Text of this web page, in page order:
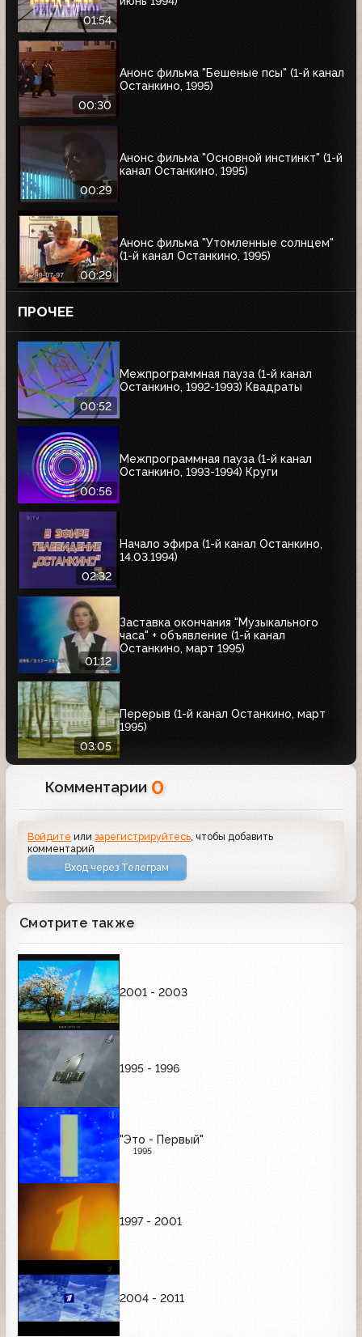
01:54
00:30
Анонс фильма "Бешеные псы" (1-й канал
Останкино, 1995)
00:29
Анонс фильма "Основной инстинкт" (1-й
канал Останкино, 1995)
00:29
Анонс фильма "Утомленные солнцем"
(1-й канал Останкино, 1995)
ПРОЧЕЕ
00:52
Межпрограммная пауза (1-й канал
Останкино, 1992-1993) Квадраты
00:56
Межпрограммная пауза (1-й канал
Останкино, 1993-1994) Круги
02:32
Начало эфира (1-й канал Останкино,
14.03.1994)
01:12
Заставка окончания "Музыкального
часа" + объявление (1-й канал
Останкино, март 1995)
03:05
Перерыв (1-й канал Останкино, март
1995)
Комментарии 0
Войдите илизарегистрируйтесь, чтобы добавить
комментарий
Вход через Телеграм
Смотрите также
2001 - 2003
1995 - 1996
"Это - Первый"
1995
1997 - 2001
2004 - 2011